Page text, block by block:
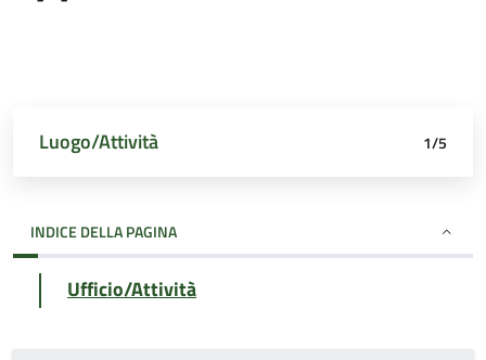
Luogo/Attività
Dettagli appuntamento
Richiedente
Data e orario
Riepilogo 1/5
INDICE DELLA PAGINA
Ufficio/Attività